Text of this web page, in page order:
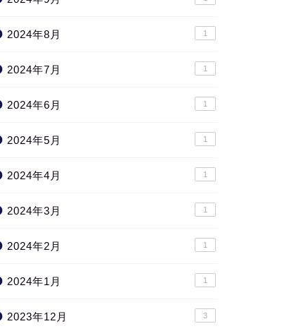
2024年8月 1
2024年7月 1
2024年6月 1
2024年5月 1
2024年4月 1
2024年3月 1
2024年2月 1
2024年1月 1
2023年12月 3